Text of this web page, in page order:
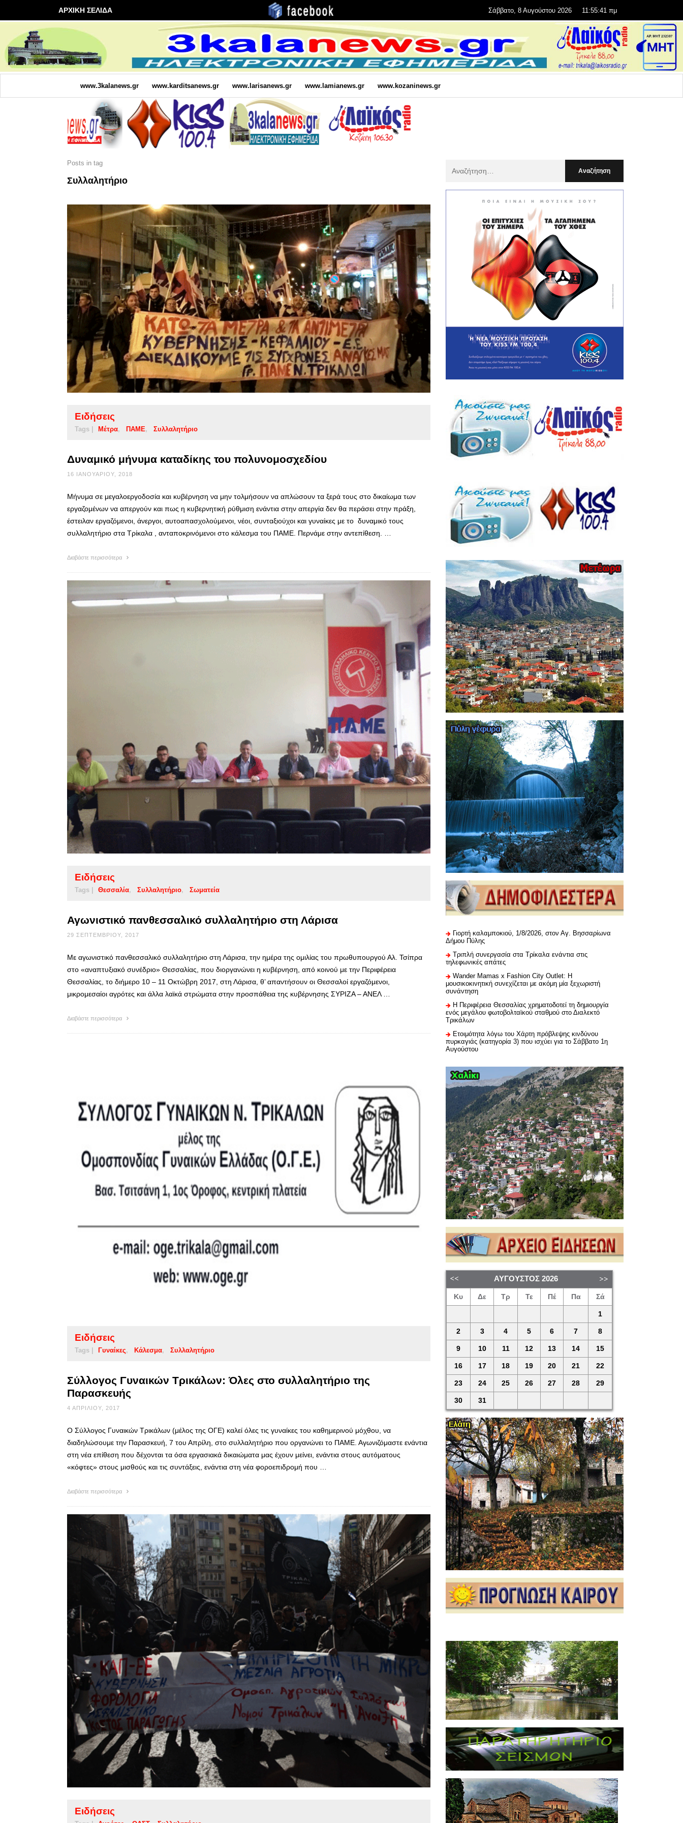
ΑΡΧΙΚΗ ΣΕΛΙΔΑ Σάββατο, 8 Αυγούστου 2026 11:55:43 πμ
www.3kalanews.gr www.karditsanews.gr www.larisanews.gr www.lamianews.gr www.kozaninews.gr
Posts in tag
Συλλαλητήριο
Ειδήσεις
Tags | Μέτρα ΠΑΜΕ Συλλαλητήριο
Δυναμικό μήνυμα καταδίκης του πολυνομοσχεδίου
16 ΙΑΝΟΥΑΡΊΟΥ, 2018
Μήνυμα σε μεγαλοεργοδοσία και κυβέρνηση να μην τολμήσουν να απλώσουν τα ξερά τους στο δικαίωμα των
εργαζομένων να απεργούν και πως η κυβερνητική ρύθμιση ενάντια στην απεργία δεν θα περάσει στην πράξη,
έστειλαν εργαζόμενοι, άνεργοι, αυτοαπασχολούμενοι, νέοι, συνταξιούχοι και γυναίκες με το δυναμικό τους
συλλαλητήριο στα Τρίκαλα , ανταποκρινόμενοι στο κάλεσμα του ΠΑΜΕ. Περνάμε στην αντεπίθεση. …
Διαβάστε περισσότερα
Ειδήσεις
Tags | Θεσσαλία Συλλαλητήριο Σωματεία
Αγωνιστικό πανθεσσαλικό συλλαλητήριο στη Λάρισα
29 ΣΕΠΤΕΜΒΡΊΟΥ, 2017
Με αγωνιστικό πανθεσσαλικό συλλαλητήριο στη Λάρισα, την ημέρα της ομιλίας του πρωθυπουργού Αλ. Τσίπρα
στο «αναπτυξιακό συνέδριο» Θεσσαλίας, που διοργανώνει η κυβέρνηση, από κοινού με την Περιφέρεια
Θεσσαλίας, το διήμερο 10 – 11 Οκτώβρη 2017, στη Λάρισα, θ’ απαντήσουν οι Θεσσαλοί εργαζόμενοι,
μικρομεσαίοι αγρότες και άλλα λαϊκά στρώματα στην προσπάθεια της κυβέρνησης ΣΥΡΙΖΑ – ΑΝΕΛ …
Διαβάστε περισσότερα
Ειδήσεις
Tags | Γυναίκες Κάλεσμα Συλλαλητήριο
Σύλλογος Γυναικών Τρικάλων: Όλες στο συλλαλητήριο της
Παρασκευής
4 ΑΠΡΙΛΊΟΥ, 2017
O Σύλλογος Γυναικών Τρικάλων (μέλος της ΟΓΕ) καλεί όλες τις γυναίκες του καθημερινού μόχθου, να
διαδηλώσουμε την Παρασκευή, 7 του Απρίλη, στο συλλαλητήριο που οργανώνει το ΠΑΜΕ. Αγωνιζόμαστε ενάντια
στη νέα επίθεση που δέχονται τα όσα εργασιακά δικαιώματα μας έχουν μείνει, ενάντια στους αυτόματους
«κόφτες» στους μισθούς και τις συντάξεις, ενάντια στη νέα φοροεπιδρομή που …
Διαβάστε περισσότερα
Ειδήσεις
:
Γιορτή καλαμποκιού, 1/8/2026, στον Αγ. Βησσαρίωνα
Δήμου Πύλης
Τριπλή συνεργασία στα Τρίκαλα ενάντια στις
τηλεφωνικές απάτες
Wander Mamas x Fashion City Outlet: Η
μουσικοκινητική συνεχίζεται με ακόμη μία ξεχωριστή
συνάντηση
H Περιφέρεια Θεσσαλίας χρηματοδοτεί τη δημιουργία
ενός μεγάλου φωτοβολταϊκού σταθμού στο Διαλεκτό
Τρικάλων
Ετοιμότητα λόγω του Χάρτη πρόβλεψης κινδύνου
πυρκαγιάς (κατηγορία 3) που ισχύει για το Σάββατο 1η
Αυγούστου
ΑΎΓΟΥΣΤΟΣ 2026
Κυ Δε Τρ Τε Πέ Πα Σά
1
2 3 4 5 6 7 8
9 10 11 12 13 14 15
16 17 18 19 20 21 22
23 24 25 26 27 28 29
30 31